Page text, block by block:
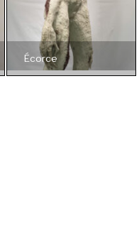
Écorce